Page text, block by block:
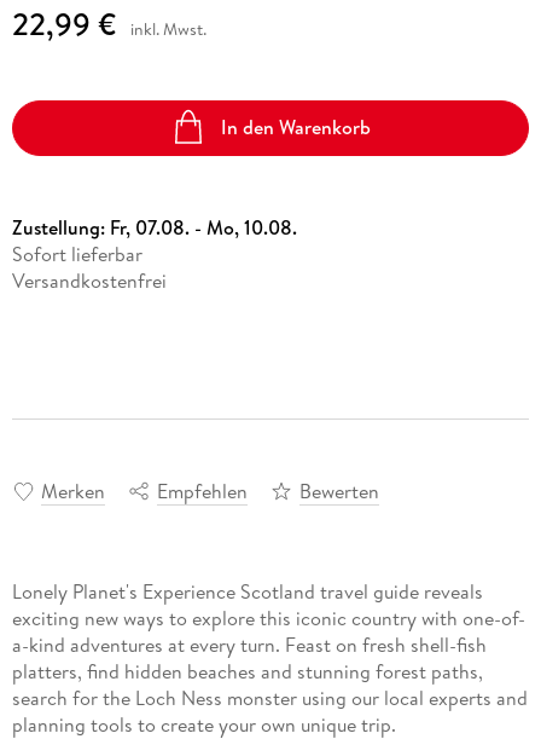
22,99 € inkl. Mwst.
In den Warenkorb
Zustellung: Fr, 07.08. - Mo, 10.08.
Sofort lieferbar
Versandkostenfrei
Merken Empfehlen Bewerten
Lonely Planet's Experience Scotland travel guide reveals
exciting new ways to explore this iconic country with one-of-
a-kind adventures at every turn. Feast on fresh shell-fish
platters, find hidden beaches and stunning forest paths,
search for the Loch Ness monster using our local experts and
planning tools to create your own unique trip.